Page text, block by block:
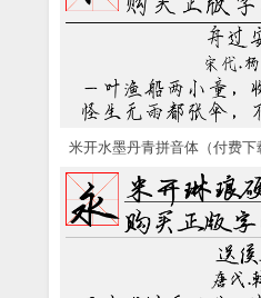
米开水墨丹青拼音体（付费下